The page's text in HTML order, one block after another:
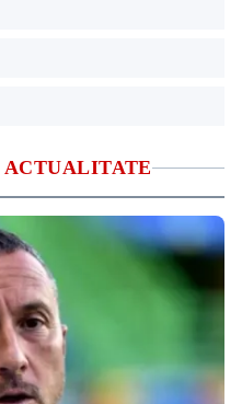
ACTUALITATE